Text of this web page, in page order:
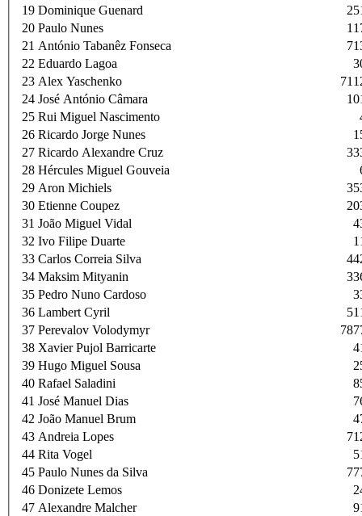
19 Dominique Guenard
20 Paulo Nunes
21 António Tabanêz Fonseca
22 Eduardo Lagoa
23 Alex Yaschenko
24 José António Câmara
25 Rui Miguel Nascimento
26 Ricardo Jorge Nunes
27 Ricardo Alexandre Cruz
28 Hércules Miguel Gouveia
29 Aron Michiels
30 Etienne Coupez
31 João Miguel Vidal
32 Ivo Filipe Duarte
33 Carlos Correia Silva
34 Maksim Mityanin
35 Pedro Nuno Cardoso
36 Lambert Cyril
37 Perevalov Volodymyr
38 Xavier Pujol Barricarte
39 Hugo Miguel Sousa
40 Rafael Saladini
41 José Manuel Dias
42 João Manuel Brum
43 Andreia Lopes
44 Rita Vogel
45 Paulo Nunes da Silva
46 Donizete Lemos
47 Alexandre Malcher